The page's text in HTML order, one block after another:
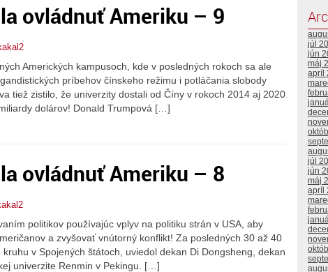
ovládnuť Ameriku – 9
Amerických kampusoch, kde v posledných rokoch sa ale
príbehov čínskeho režimu i potláčania slobody
tiež zistilo, že univerzity dostali od Číny v rokoch 2014 aj 2020
dolárov! Donald Trumpová […]
ovládnuť Ameriku – 8
politikov používajúc vplyv na politiku strán v USA, aby
a zvyšovať vnútorný konflikt! Za posledných 30 až 40
v Spojených štátoch, uviedol dekan Di Dongsheng, dekan
univerzite Renmin v Pekingu. […]
júl
jún
máj
apríl
júl
jún
máj
apríl